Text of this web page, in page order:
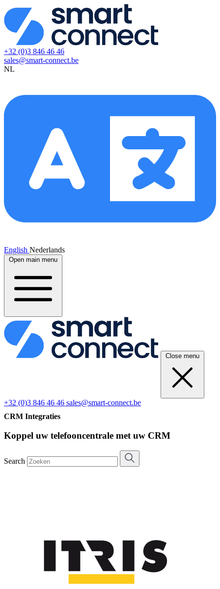
+32 (0)3 846 46 46
sales@smart-connect.be
NL
English Nederlands
Open main menu
Close menu
+32 (0)3 846 46 46 sales@smart-connect.be
CRM Integraties
Koppel uw telefooncentrale met uw CRM
Search